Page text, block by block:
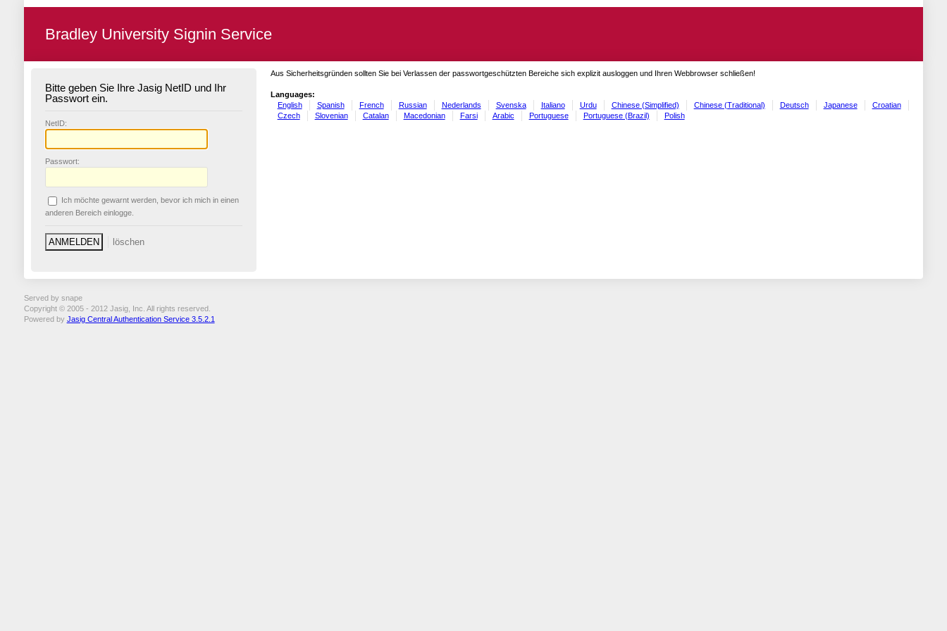
Bradley University Signin Service
Bitte geben Sie Ihre Jasig NetID und Ihr
Passwort ein.
NetID:
Passwort:
Ich möchte gewarnt werden, bevor ich mich in einen
anderen Bereich einlogge.
Aus Sicherheitsgründen sollten Sie bei Verlassen der passwortgeschützten Bereiche sich explizit ausloggen und Ihren Webbrowser schließen!
Languages:
English
Spanish French Russian Nederlands Svenska Italiano Urdu Chinese (Simplified) Chinese (Traditional) Deutsch Japanese
Croatian
Czech
Slovenian Catalan Macedonian Farsi Arabic Portuguese Portuguese (Brazil) Polish
Served by snape
Copyright © 2005 - 2012 Jasig, Inc. All rights reserved.
Powered by Jasig Central Authentication Service 3.5.2.1